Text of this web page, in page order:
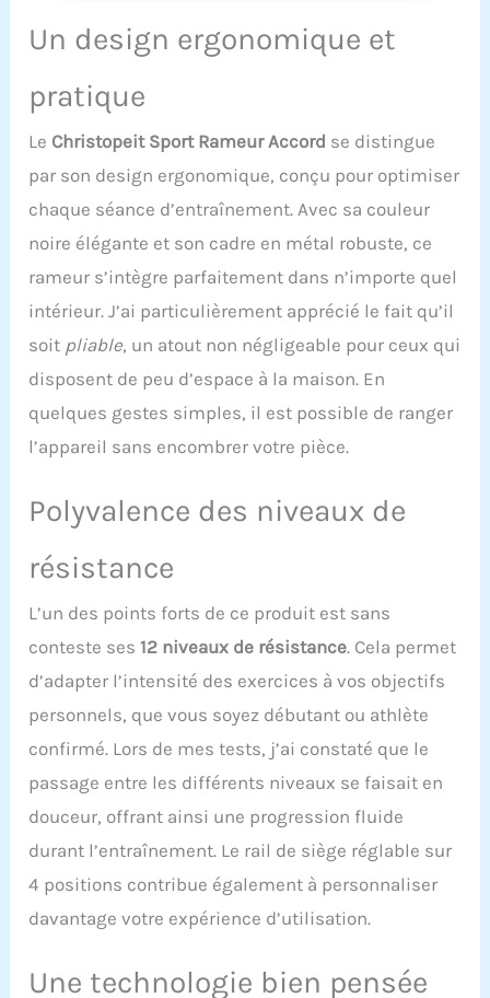
soumis à des tests
rigoureux et nous
confiance, vous aidant à
adopter un mode de vie
plus sain. APP MERACH
exclusive pour un
entraînement intelligent:
l'application MERACH via
Bluetooth pour suivre en
temps réel vos données
d'aviron, votre
progression et les
des programmes
d'entraînement
plus de 1 000 parcours et
améliorée du double rail:
Comparé aux systèmes
traditionnels à rail
unique, le double rail
durabilité et une stabilité
accrues. Avec une
capacité de charge allant
jusqu'à 158 kg et une
longueur de rail de 165
cm, il convient aux
personnes mesurant
jusqu'à 1,93 m. Système
Doté d'un volant d'inertie
résistance allant jusqu'à
32 kg, ce système assure
Un design ergonomique et
pratique
Le Christopeit Sport Rameur Accord se distingue
par son design ergonomique, conçu pour optimiser
chaque séance d’entraînement. Avec sa couleur
noire élégante et son cadre en métal robuste, ce
rameur s’intègre parfaitement dans n’importe quel
intérieur. J’ai particulièrement apprécié le fait qu’il
soit pliable, un atout non négligeable pour ceux qui
disposent de peu d’espace à la maison. En
quelques gestes simples, il est possible de ranger
l’appareil sans encombrer votre pièce.
Polyvalence des niveaux de
résistance
L’un des points forts de ce produit est sans
conteste ses12 niveaux de résistance. Cela permet
d’adapter l’intensité des exercices à vos objectifs
personnels, que vous soyez débutant ou athlète
confirmé. Lors de mes tests, j’ai constaté que le
passage entre les différents niveaux se faisait en
douceur, offrant ainsi une progression fluide
durant l’entraînement. Le rail de siège réglable sur
4 positions contribue également à personnaliser
davantage votre expérience d’utilisation.
Une technologie bien pensée